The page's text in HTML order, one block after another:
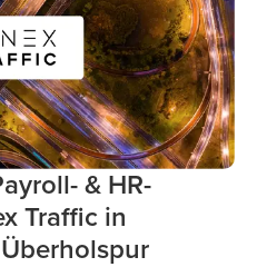
& HR-
Traffic in